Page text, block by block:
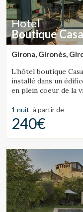
Hotel
Boutique
Girona, Gironès,
L’hôtel boutique
installé dans un
en plein coeur de la
1 nuit à partir de
240€